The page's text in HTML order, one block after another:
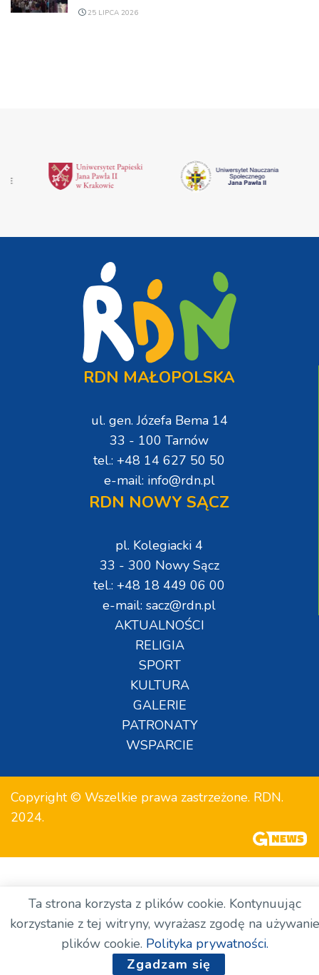
25 LIPCA 2026
RDN MAŁOPOLSKA
ul. gen. Józefa Bema 14
33 - 100 Tarnów
tel.: +48 14 627 50 50
e-mail: info@rdn.pl
RDN NOWY SĄCZ
pl. Kolegiacki 4
33 - 300 Nowy Sącz
tel.: +48 18 449 06 00
e-mail: sacz@rdn.pl
AKTUALNOŚCI
RELIGIA
SPORT
KULTURA
GALERIE
PATRONATY
WSPARCIE
Copyright © Wszelkie prawa zastrzeżone. RDN.
2024.
Ta strona korzysta z plików cookie. Kontynuując
korzystanie z tej witryny, wyrażasz zgodę na używanie
plików cookie. Polityka prywatności.
Zgadzam się